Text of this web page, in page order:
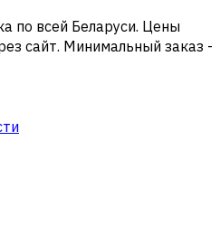
по всей Беларуси. Цены
сайт. Минимальный заказ -